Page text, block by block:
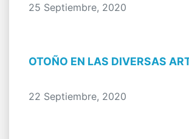
25 Septiembre, 2020
OTOÑO EN LAS DIVERSAS
22 Septiembre, 2020